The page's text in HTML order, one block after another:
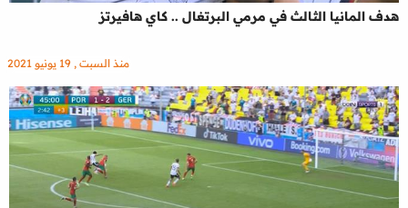
هدف المانيا الثالث في مرمي البرتغال .. كاي هافيرتز
منذ السبت , 19 يونيو 2021